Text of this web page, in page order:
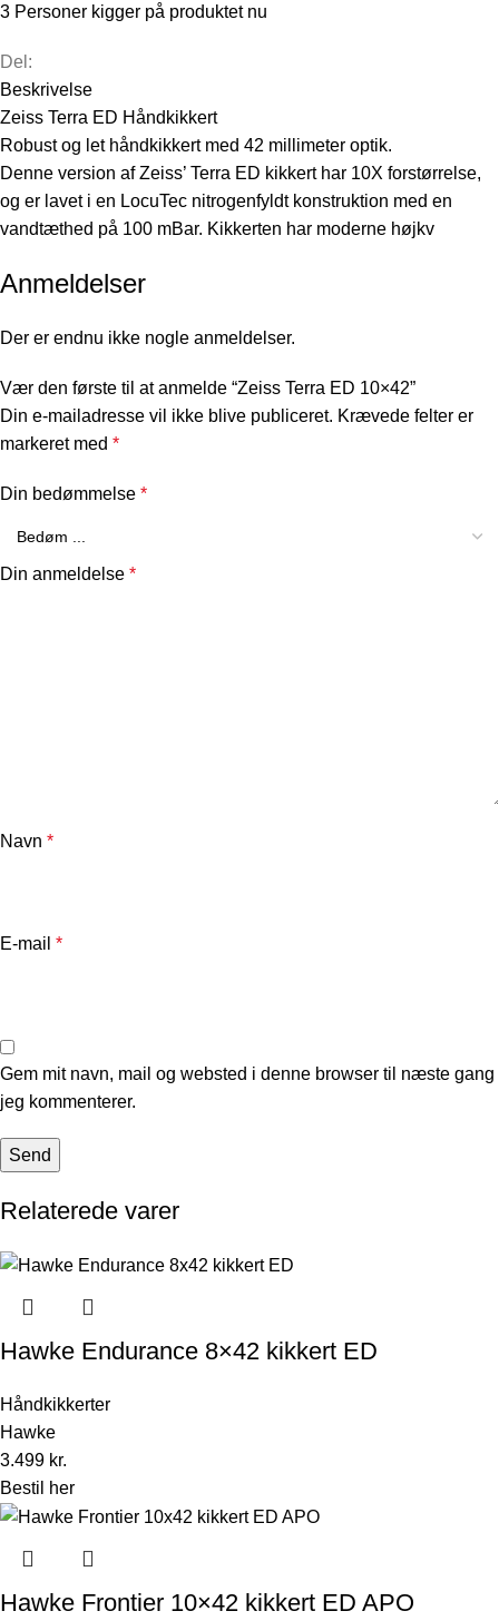
3 Personer kigger på produktet nu
Del:
Beskrivelse
Zeiss Terra ED Håndkikkert
Robust og let håndkikkert med 42 millimeter optik.
Denne version af Zeiss’ Terra ED kikkert har 10X forstørrelse,
og er lavet i en LocuTec nitrogenfyldt konstruktion med en
vandtæthed på 100 mBar. Kikkerten har moderne højkv
Anmeldelser
Der er endnu ikke nogle anmeldelser.
Vær den første til at anmelde “Zeiss Terra ED 10×42”
Din e-mailadresse vil ikke blive publiceret. Krævede felter er
markeret med *
Din bedømmelse *
Din anmeldelse *
Navn *
E-mail *
Gem mit navn, mail og websted i denne browser til næste gang
jeg kommenterer.
Relaterede varer
Hawke Endurance 8×42 kikkert ED
Håndkikkerter
Hawke
3.499 kr.
Bestil her
Hawke Frontier 10×42 kikkert ED APO